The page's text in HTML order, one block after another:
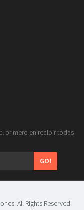
primero en recibir todas
GO!
All Rights Reserved.